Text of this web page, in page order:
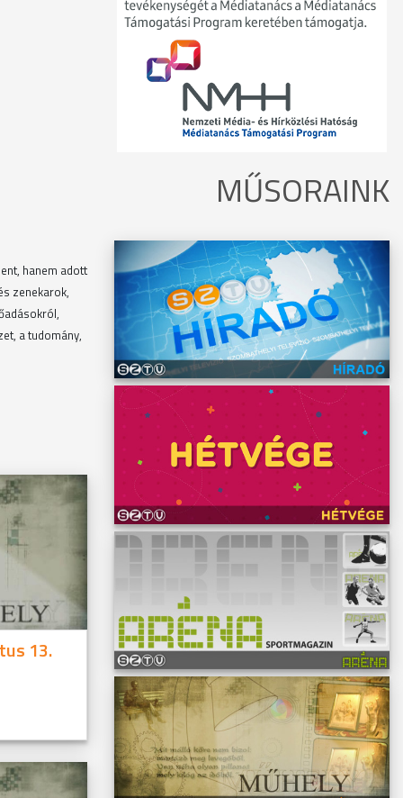
hanem adott
zenekarok,
a tudomány,
13.
MŰSORAINK